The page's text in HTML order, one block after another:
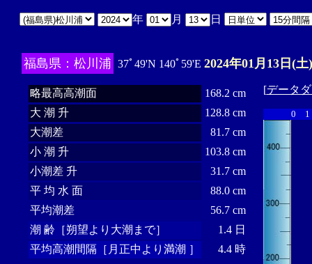
年 月 日
福島県：松川浦 37ﾟ49'N 140ﾟ59'E 2024年01月13日(土)
略最高高潮面
168.2 cm
大 潮 升
128.8 cm
大潮差
81.7 cm
小 潮 升
103.8 cm
小潮差 升
31.7 cm
平 均 水 面
88.0 cm
平均潮差
56.7 cm
潮 齢［朔望より大潮まで］
1.4 日
平均高潮間隔［月正中より満潮 ］
4.4 時
[データ
0 1